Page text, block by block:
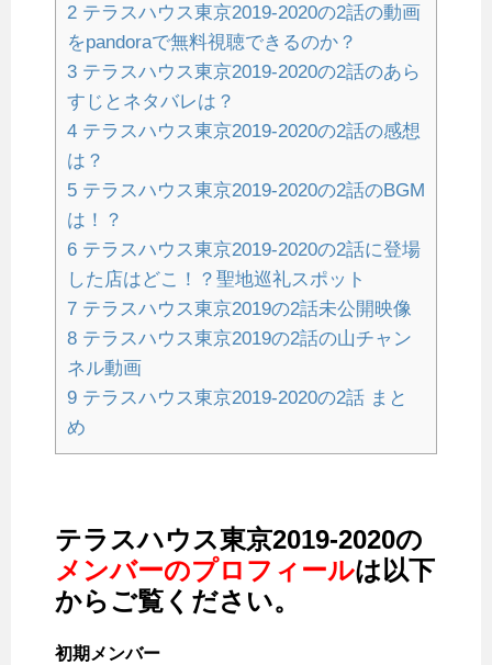
2 テラスハウス東京2019-2020の2話の動画
をpandoraで無料視聴できるのか？
3 テラスハウス東京2019-2020の2話のあら
すじとネタバレは？
4 テラスハウス東京2019-2020の2話の感想
は？
5 テラスハウス東京2019-2020の2話のBGM
は！？
6 テラスハウス東京2019-2020の2話に登場
した店はどこ！？聖地巡礼スポット
7 テラスハウス東京2019の2話未公開映像
8 テラスハウス東京2019の2話の山チャン
ネル動画
9 テラスハウス東京2019-2020の2話 まと
め
テラスハウス東京2019-2020の
メンバーのプロフィールは以下
からご覧ください。
初期メンバー